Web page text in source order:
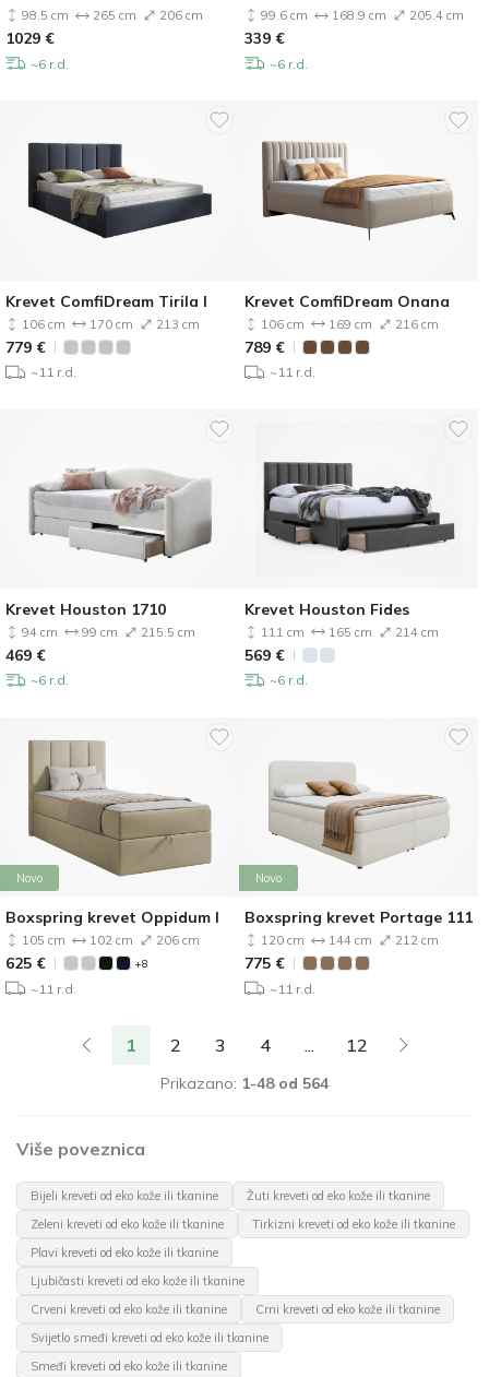
98.5 cm 265 cm 206 cm
1029 €
~6 r.d.
99.6 cm 168.9 cm 205.4 cm
339 €
~6 r.d.
Krevet ComfiDream Tirila I
106 cm 170 cm 213 cm
779 €
~11 r.d.
Krevet ComfiDream Onana
106 cm 169 cm 216 cm
789 €
~11 r.d.
Krevet Houston 1710
94 cm 99 cm 215.5 cm
469 €
~6 r.d.
Krevet Houston Fides
111 cm 165 cm 214 cm
569 €
~6 r.d.
Novo
Boxspring krevet Oppidum I
105 cm 102 cm 206 cm
625 € +8
~11 r.d.
Novo
Boxspring krevet Portage 111
120 cm 144 cm 212 cm
775 €
~11 r.d.
Prikazano: 1-48 od 564
1 2 3 4 ... 12
Više poveznica
Bijeli kreveti od eko kože ili tkanine
Žuti kreveti od eko kože ili tkanine
Zeleni kreveti od eko kože ili tkanine
Tirkizni kreveti od eko kože ili tkanine
Plavi kreveti od eko kože ili tkanine
Ljubičasti kreveti od eko kože ili tkanine
Crveni kreveti od eko kože ili tkanine
Crni kreveti od eko kože ili tkanine
Svijetlo smeđi kreveti od eko kože ili tkanine
Smeđi kreveti od eko kože ili tkanine